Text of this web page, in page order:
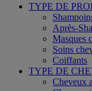
TYPE DE
Après-
Masques
Soins
Coiffants
TYPE DE
Cheveux